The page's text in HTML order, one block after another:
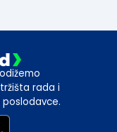
rada i